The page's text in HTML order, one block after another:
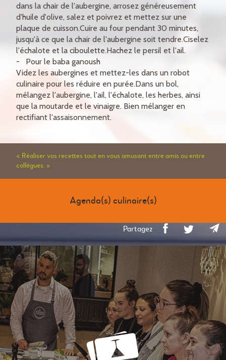
dans la chair de l'aubergine, arrosez généreusement
d'huile d'olive, salez et poivrez et mettez sur une
plaque de cuisson.Cuire au four pendant 30 minutes,
jusqu'à ce que la chair de l'aubergine soit tendre.Ciselez
l'échalote et la ciboulette.Hachez le persil et l'ail.
Pour le baba ganoush
Videz les aubergines et mettez-les dans un robot
culinaire pour les réduire en purée.Dans un bol,
mélangez l'aubergine, l'ail, l'échalote, les herbes, ainsi
que la moutarde et le vinaigre. Bien mélanger en
rectifiant l'assaisonnement.
« Réaliser vos recettes tout en vous amusant entre amis ou entre
collègues. »
Agenda(s) culinaire(s)
Partagez